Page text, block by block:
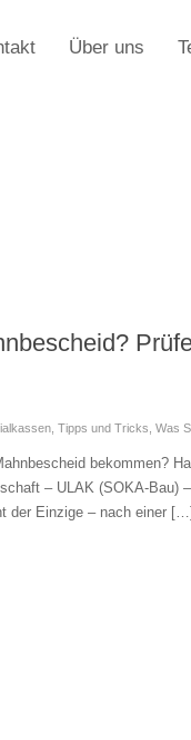
Über uns
Tipps und Tricks Was
bekommen?
– ULAK (SOKA-Bau)
der Einzige – nach einer […]